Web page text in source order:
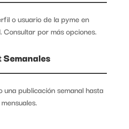
o usuario de la pyme en
Consultar por más opciones.
una publicación semanal hasta